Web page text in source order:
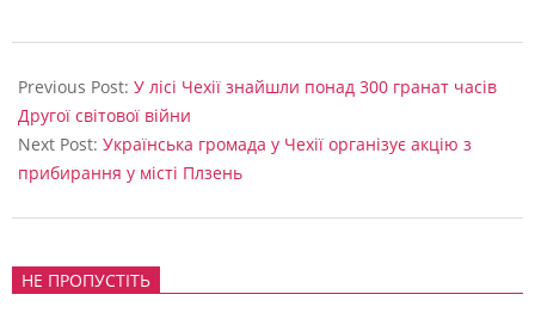
«
Д
Е
Т
И
я
03-
12
Previous Post: У лісі Чехії знайшли понад 300 гранат часів
Другої світової війни
Next Post: Українська громада у Чехії організує акцію з
прибирання у місті Плзень
НЕ ПРОПУСТІТЬ